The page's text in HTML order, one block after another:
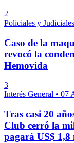
2
Policiales y Judiciales
Caso de la
revocó la
Hemovida
3
Interés General • 07
Tras casi 20
Club cerró la
pagará US$ 1,8